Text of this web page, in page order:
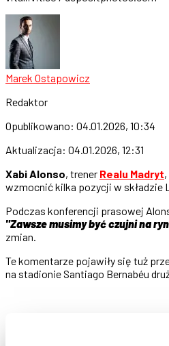
Marek Ostapowicz
Redaktor
Opublikowano: 04.01.2026, 10:34
Aktualizacja: 04.01.2026, 12:31
Xabi Alonso, trener Realu Madryt
wzmocnić kilka pozycji w składzie
Podczas konferencji prasowej
"Zawsze musimy być czujni na
zmian.
Te komentarze pojawiły się tuż
na stadionie Santiago Bernabéu